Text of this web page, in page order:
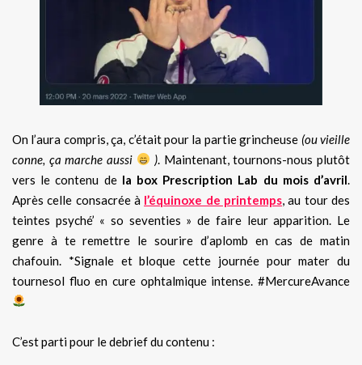
On l’aura compris, ça, c’était pour la partie grincheuse (ou vieille
conne, ça marche aussi
). Maintenant, tournons-nous plutôt
vers le contenu de la box Prescription Lab du mois d’avril.
Après celle consacrée à l’équinoxe de printemps, au tour des
teintes psyché’ « so seventies » de faire leur apparition. Le
genre à te remettre le sourire d’aplomb en cas de matin
chafouin. *Signale et bloque cette journée pour mater du
tournesol fluo en cure ophtalmique intense. #MercureAvance
C’est parti pour le debrief du contenu :